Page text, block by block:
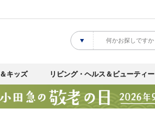
キッズ リビング・ヘルス＆ビューティー